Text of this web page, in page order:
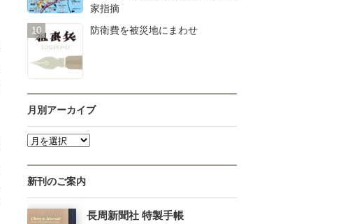
家指摘
防衛費を被災地にまわせ
月別アーカイブ
新刊のご案内
長周新聞社 特製手帳